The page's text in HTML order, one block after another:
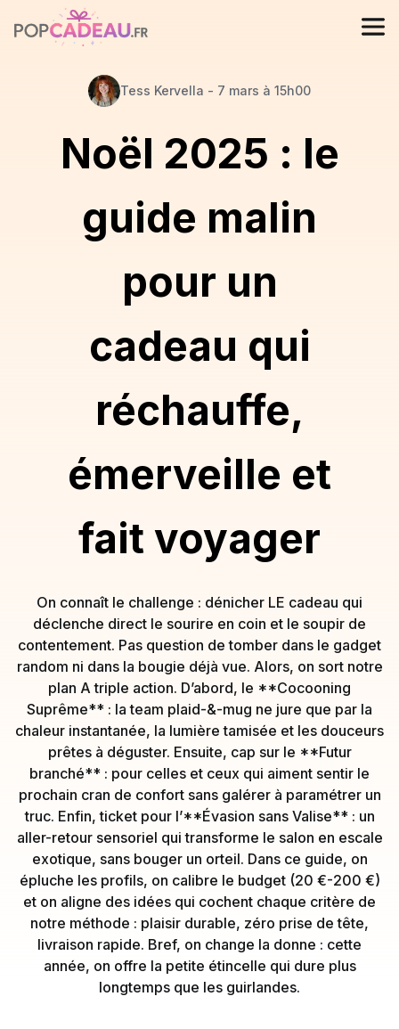
Tess Kervella - 7 mars à 15h00
Noël 2025 : le
guide malin
pour un
cadeau qui
réchauffe,
émerveille et
fait voyager
On connaît le challenge : dénicher LE cadeau qui
déclenche direct le sourire en coin et le soupir de
contentement. Pas question de tomber dans le gadget
random ni dans la bougie déjà vue. Alors, on sort notre
plan A triple action. D’abord, le **Cocooning
Suprême** : la team plaid-&-mug ne jure que par la
chaleur instantanée, la lumière tamisée et les douceurs
prêtes à déguster. Ensuite, cap sur le **Futur
branché** : pour celles et ceux qui aiment sentir le
prochain cran de confort sans galérer à paramétrer un
truc. Enfin, ticket pour l’**Évasion sans Valise** : un
aller-retour sensoriel qui transforme le salon en escale
exotique, sans bouger un orteil. Dans ce guide, on
épluche les profils, on calibre le budget (20 €-200 €)
et on aligne des idées qui cochent chaque critère de
notre méthode : plaisir durable, zéro prise de tête,
livraison rapide. Bref, on change la donne : cette
année, on offre la petite étincelle qui dure plus
longtemps que les guirlandes.